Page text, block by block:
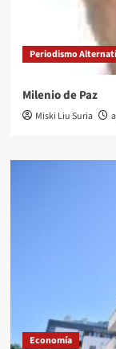
Periodismo
Milenio de Paz
Miski Liu Suria
Economía